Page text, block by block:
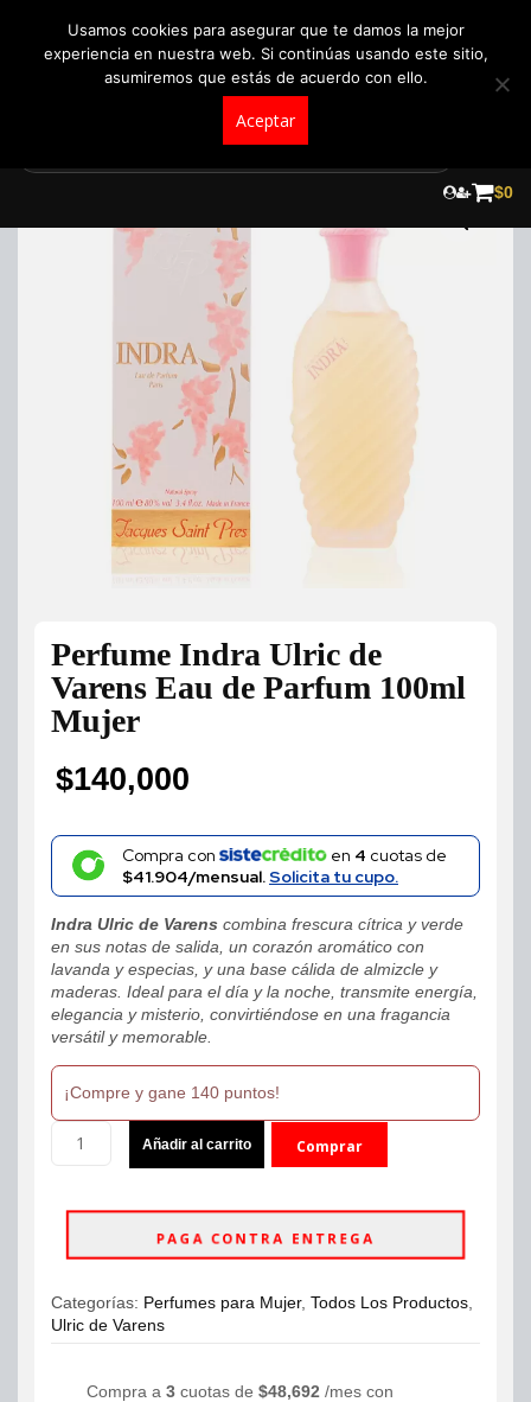
$0
Perfume Indra Ulric de
Varens Eau de Parfum 100ml
Mujer
$140,000
Compra con en 4 cuotas de
$41.904/mensual. Solicita tu cupo.
Indra Ulric de Varens combina frescura cítrica y verde
en sus notas de salida, un corazón aromático con
lavanda y especias, y una base cálida de almizcle y
maderas. Ideal para el día y la noche, transmite energía,
elegancia y misterio, convirtiéndose en una fragancia
versátil y memorable.
¡Compre y gane 140 puntos!
Indra
Varens
de
100ml
Mujer
Añadir al carrito Comprar
PAGA CONTRA ENTREGA
Categorías: Perfumes para Mujer, Todos Los Productos
Ulric de Varens
Compra a 3 cuotas de $48,692 /mes con
Usamos cookies para asegurar que te damos la mejor
experiencia en nuestra web. Si continúas usando este sitio,
asumiremos que estás de acuerdo con ello.
Aceptar